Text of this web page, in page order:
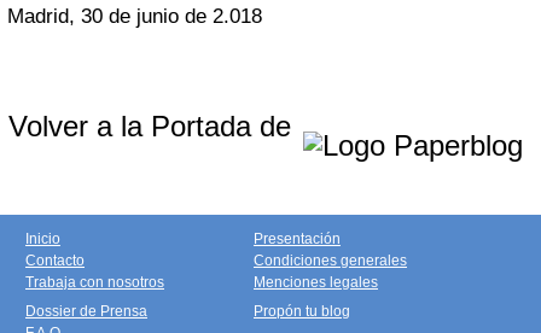
Madrid, 30 de junio de 2.018
Volver a la Portada de
Inicio
Contacto
Trabaja con nosotros
Presentación
Condiciones generales
Menciones legales
Dossier de Prensa
Propón tu blog